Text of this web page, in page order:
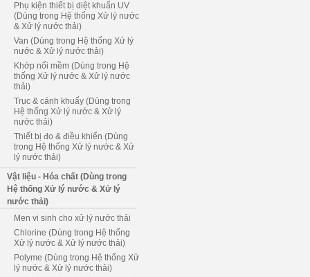
Phụ kiện thiết bị diệt khuẩn UV
(Dùng trong Hệ thống Xử lý nước
& Xử lý nước thải)
Van (Dùng trong Hệ thống Xử lý
nước & Xử lý nước thải)
Khớp nối mềm (Dùng trong Hệ
thống Xử lý nước & Xử lý nước
thải)
Trục & cánh khuấy (Dùng trong
Hệ thống Xử lý nước & Xử lý
nước thải)
Thiết bị đo & điều khiển (Dùng
trong Hệ thống Xử lý nước & Xử
lý nước thải)
Vật liệu - Hóa chất (Dùng trong
Hệ thống Xử lý nước & Xử lý
nước thải)
Men vi sinh cho xử lý nước thải
Chlorine (Dùng trong Hệ thống
Xử lý nước & Xử lý nước thải)
Polyme (Dùng trong Hệ thống Xử
lý nước & Xử lý nước thải)